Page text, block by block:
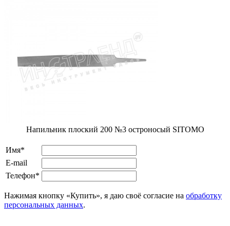
Напильник плоский 200 №3 остроносый SITOMO
Имя*
E-mail
Телефон*
Нажимая кнопку «Купить», я даю своё согласие на обработку
персональных данных.